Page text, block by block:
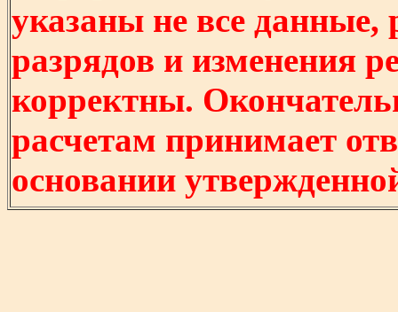
указаны не все
разрядов и изменения
корректны.
расчетам принимает
основании